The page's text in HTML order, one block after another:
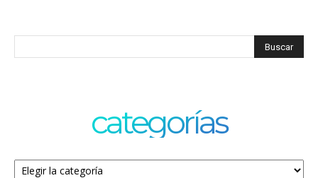
categorías
Categorías